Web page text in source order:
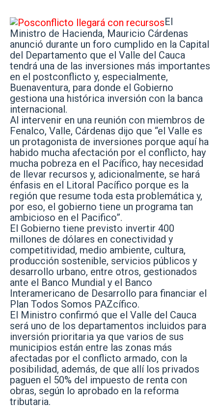
El
Ministro de Hacienda, Mauricio Cárdenas
anunció durante un foro cumplido en la Capital
del Departamento que el Valle del Cauca
tendrá una de las inversiones más importantes
en el postconflicto y, especialmente,
Buenaventura, para donde el Gobierno
gestiona una histórica inversión con la banca
internacional.
Al intervenir en una reunión con miembros de
Fenalco, Valle, Cárdenas dijo que “el Valle es
un protagonista de inversiones porque aquí ha
habido mucha afectación por el conflicto, hay
mucha pobreza en el Pacífico, hay necesidad
de llevar recursos y, adicionalmente, se hará
énfasis en el Litoral Pacífico porque es la
región que resume toda esta problemática y,
por eso, el gobierno tiene un programa tan
ambicioso en el Pacifico”.
El Gobierno tiene previsto invertir 400
millones de dólares en conectividad y
competitividad, medio ambiente, cultura,
producción sostenible, servicios públicos y
desarrollo urbano, entre otros, gestionados
ante el Banco Mundial y el Banco
Interamericano de Desarrollo para financiar el
Plan Todos Somos PAZcífico.
El Ministro confirmó que el Valle del Cauca
será uno de los departamentos incluidos para
inversión prioritaria ya que varios de sus
municipios están entre las zonas más
afectadas por el conflicto armado, con la
posibilidad, además, de que allí los privados
paguen el 50% del impuesto de renta con
obras, según lo aprobado en la reforma
tributaria.